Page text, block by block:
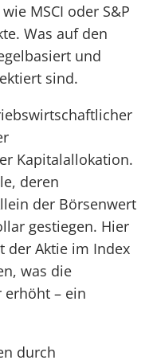
MSCI oder S&P
Was auf den
und
sind.
Kapitalallokation.
deren
der Börsenwert
gestiegen. Hier
der Aktie im Index
was die
– ein
durch